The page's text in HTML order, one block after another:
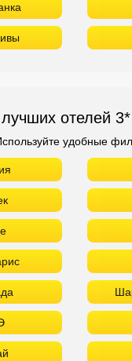
отелей
удобные